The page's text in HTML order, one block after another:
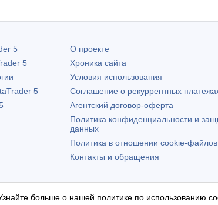
5
5
5
О проекте
Хроника сайта
Условия использования
Соглашение о рекуррентных
Агентский договор-оферта
Политика конфиденциальности и
данных
Политика в отношении cookie-файлов
Контакты и обращения
больше о нашей политике по использованию